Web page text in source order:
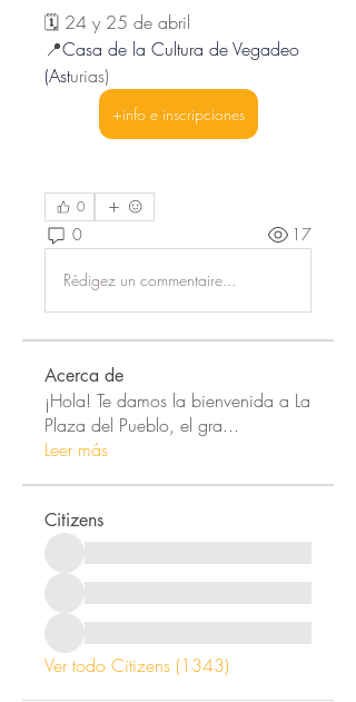
🗓️ 24 y 25 de abril
📍Casa de la Cultura de Vegadeo
(Asturias)
+info e inscripciones
0
0 17
Rédigez un commentaire...
Acerca de
¡Hola! Te damos la bienvenida a La
Plaza del Pueblo, el gra...
Leer más
Citizens
Ver todo Citizens (1343)